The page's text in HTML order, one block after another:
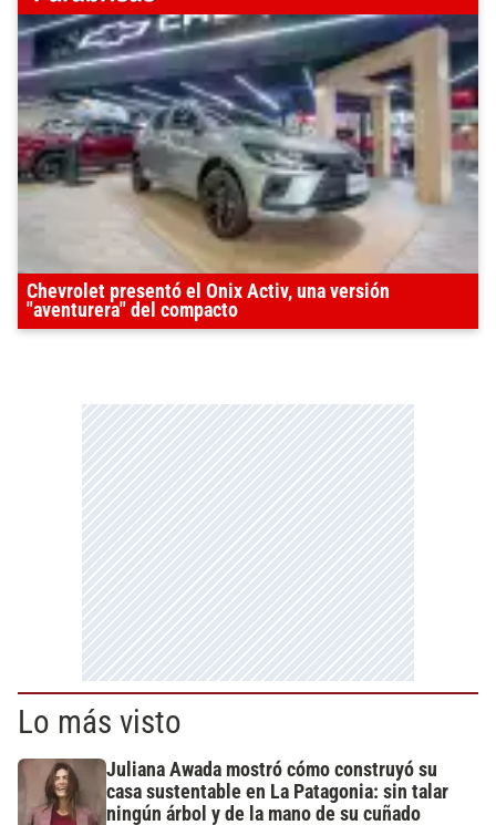
Chevrolet presentó el Onix Activ, una versión
"aventurera" del compacto
Lo más visto
Juliana Awada mostró cómo construyó su
casa sustentable en La Patagonia: sin talar
ningún árbol y de la mano de su cuñado